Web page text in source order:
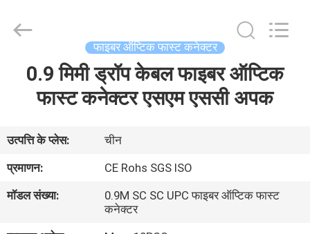
हमारे
बारे
Co.,Ltd..
Developed
फाइबर ऑप्टिक फास्ट कनेक्टर
0.9 मिमी ड्रॉप केबल फाइबर ऑप्टिक
फास्ट कनेक्टर एसएम एससी अपक
उत्पत्ति के प्लेस:
चीन
प्रमाणन:
CE Rohs SGS ISO
मॉडल संख्या:
0.9M SC SC UPC फाइबर ऑप्टिक फास्ट
कनेक्टर